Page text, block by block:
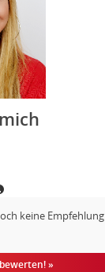
keine Empfehlung
»